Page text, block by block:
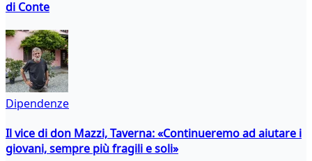
di Conte
Dipendenze
Il vice di don Mazzi, Taverna: «Continueremo ad aiutare i
giovani, sempre più fragili e soli»